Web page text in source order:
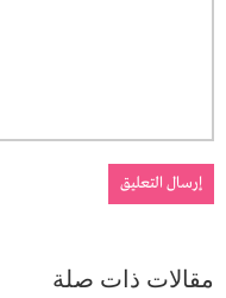
مقالات ذات صلة